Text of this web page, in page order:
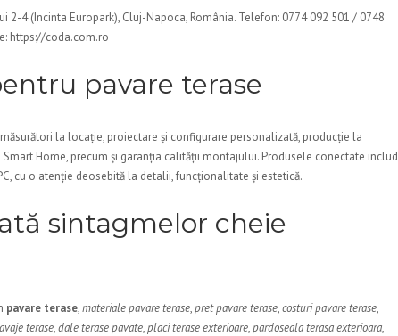
2-4 (Incinta Europark), Cluj-Napoca, România. Telefon: 0774 092 501 / 0748
https://coda.com.ro
pavare terase
la locație, proiectare și configurare personalizată, producție la
Home, precum și garanția calității montajului. Produsele conectate includ
cu o atenție deosebită la detalii, funcționalitate și estetică.
sintagmelor cheie
pavare terase,materiale pavare terase,pret pavare terase,costuri pavare terase,
terase,dale terase pavate,placi terase exterioare,pardoseala terasa exterioara,